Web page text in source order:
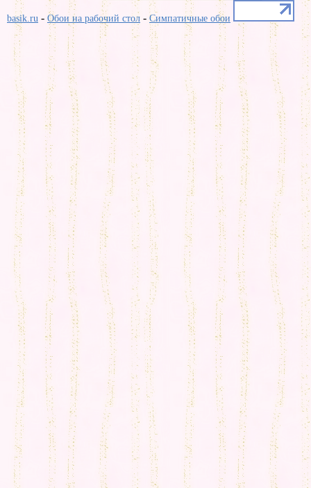
basik.ru - Обои на рабочий стол - Симпатичные обои